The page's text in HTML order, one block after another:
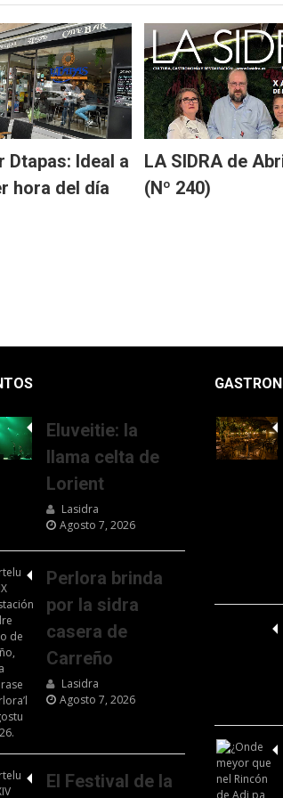
Dtapas: Ideal a
hora del día
LA SIDRA de
(Nº 240)
Eluveitie: la
llama celta de
Lorient
Lasidra
Agosto 7, 2026
Perlora brinda
por la sidra
casera de
Carreño
Lasidra
Agosto 7, 2026
El Festival de la